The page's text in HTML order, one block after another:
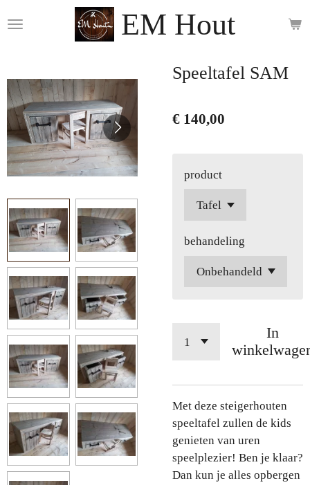
direct
hoofdinhoud
EM Hout
Speeltafel SAM
€ 140,00
product
behandeling
In
Met deze steigerhouten
speeltafel zullen de kids
genieten van uren
speelplezier! Ben je klaar?
Dan kun je alles opbergen